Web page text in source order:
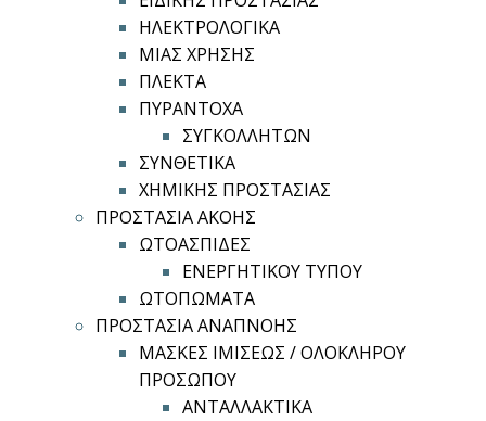
ΗΛΕΚΤΡΟΛΟΓΙΚΑ
ΜΙΑΣ ΧΡΗΣΗΣ
ΠΛΕΚΤΑ
ΠΥΡΑΝΤΟΧΑ
ΣΥΓΚΟΛΛΗΤΩΝ
ΣΥΝΘΕΤΙΚΑ
ΧΗΜΙΚΗΣ ΠΡΟΣΤΑΣΙΑΣ
ΠΡΟΣΤΑΣΙΑ ΑΚΟΗΣ
ΩΤΟΑΣΠΙΔΕΣ
ΕΝΕΡΓΗΤΙΚΟΥ ΤΥΠΟΥ
ΩΤΟΠΩΜΑΤΑ
ΠΡΟΣΤΑΣΙΑ ΑΝΑΠΝΟΗΣ
ΜΑΣΚΕΣ ΙΜΙΣΕΩΣ / ΟΛΟΚΛΗΡΟΥ
ΠΡΟΣΩΠΟΥ
ΑΝΤΑΛΛΑΚΤΙΚΑ